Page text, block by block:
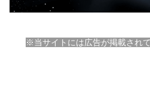
※当サイトには広告が掲載され